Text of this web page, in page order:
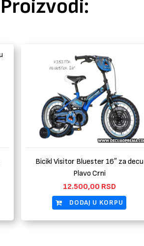
Bicikl Visitor Bluester 16″ za decu
Plavo Crni
12.500,00 RSD
DODAJ U KORPU